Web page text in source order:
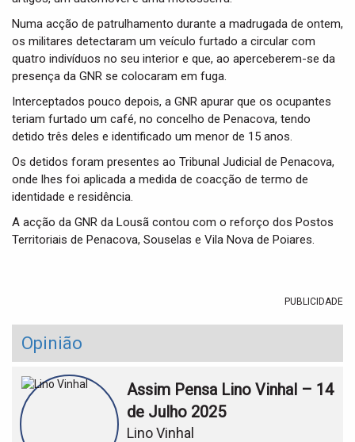
Numa acção de patrulhamento durante a madrugada de ontem,
os militares detectaram um veículo furtado a circular com
quatro indivíduos no seu interior e que, ao aperceberem-se da
presença da GNR se colocaram em fuga.
Interceptados pouco depois, a GNR apurar que os ocupantes
teriam furtado um café, no concelho de Penacova, tendo
detido três deles e identificado um menor de 15 anos.
Os detidos foram presentes ao Tribunal Judicial de Penacova,
onde lhes foi aplicada a medida de coacção de termo de
identidade e residência.
A acção da GNR da Lousã contou com o reforço dos Postos
Territoriais de Penacova, Souselas e Vila Nova de Poiares.
PUBLICIDADE
Opinião
Assim Pensa Lino Vinhal – 14
de Julho 2025
Lino Vinhal